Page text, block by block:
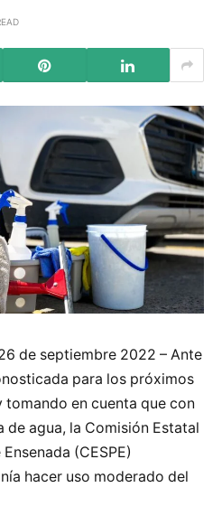
de septiembre 2022 – Ante
para los próximos
tomando en cuenta que con
de agua, la Comisión Estatal
(CESPE)
hacer uso moderado del